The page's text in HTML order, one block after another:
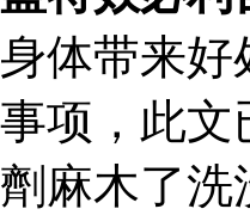
身体带来好
事项，此文
劑麻木了洗